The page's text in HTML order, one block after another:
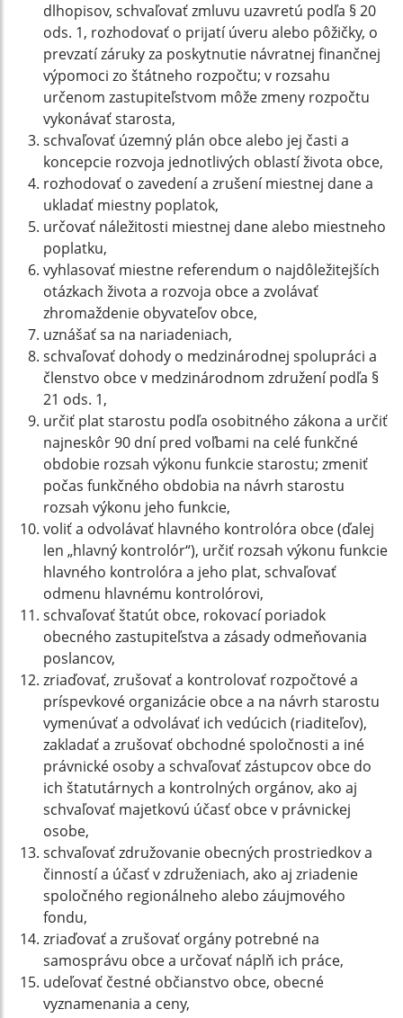
dlhopisov, schvaľovať zmluvu uzavretú podľa § 20
ods. 1, rozhodovať o prijatí úveru alebo pôžičky, o
prevzatí záruky za poskytnutie návratnej finančnej
výpomoci zo štátneho rozpočtu; v rozsahu
určenom zastupiteľstvom môže zmeny rozpočtu
vykonávať starosta,
schvaľovať územný plán obce alebo jej časti a
koncepcie rozvoja jednotlivých oblastí života obce,
rozhodovať o zavedení a zrušení miestnej dane a
ukladať miestny poplatok,
určovať náležitosti miestnej dane alebo miestneho
poplatku,
vyhlasovať miestne referendum o najdôležitejších
otázkach života a rozvoja obce a zvolávať
zhromaždenie obyvateľov obce,
uznášať sa na nariadeniach,
schvaľovať dohody o medzinárodnej spolupráci a
členstvo obce v medzinárodnom združení podľa §
21 ods. 1,
určiť plat starostu podľa osobitného zákona a určiť
najneskôr 90 dní pred voľbami na celé funkčné
obdobie rozsah výkonu funkcie starostu; zmeniť
počas funkčného obdobia na návrh starostu
rozsah výkonu jeho funkcie,
voliť a odvolávať hlavného kontrolóra obce (ďalej
len „hlavný kontrolór“), určiť rozsah výkonu funkcie
hlavného kontrolóra a jeho plat, schvaľovať
odmenu hlavnému kontrolórovi,
schvaľovať štatút obce, rokovací poriadok
obecného zastupiteľstva a zásady odmeňovania
poslancov,
zriaďovať, zrušovať a kontrolovať rozpočtové a
príspevkové organizácie obce a na návrh starostu
vymenúvať a odvolávať ich vedúcich (riaditeľov),
zakladať a zrušovať obchodné spoločnosti a iné
právnické osoby a schvaľovať zástupcov obce do
ich štatutárnych a kontrolných orgánov, ako aj
schvaľovať majetkovú účasť obce v právnickej
osobe,
schvaľovať združovanie obecných prostriedkov a
činností a účasť v združeniach, ako aj zriadenie
spoločného regionálneho alebo záujmového
fondu,
zriaďovať a zrušovať orgány potrebné na
samosprávu obce a určovať náplň ich práce,
udeľovať čestné občianstvo obce, obecné
vyznamenania a ceny,